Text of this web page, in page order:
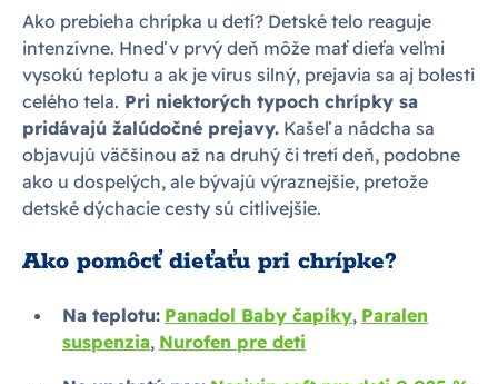
Ako prebieha chrípka u detí? Detské telo reaguje
intenzívne. Hneď v prvý deň môže mať dieťa veľmi
vysokú teplotu a ak je vírus silný, prejavia sa aj bolesti
celého tela. Pri niektorých typoch chrípky sa
pridávajú žalúdočné prejavy. Kašeľ a nádcha sa
objavujú väčšinou až na druhý či tretí deň, podobne
ako u dospelých, ale bývajú výraznejšie, pretože
detské dýchacie cesty sú citlivejšie.
Ako pomôcť dieťaťu pri chrípke?
Na teplotu: Panadol Baby čapíky, Paralen
suspenzia, Nurofen pre deti